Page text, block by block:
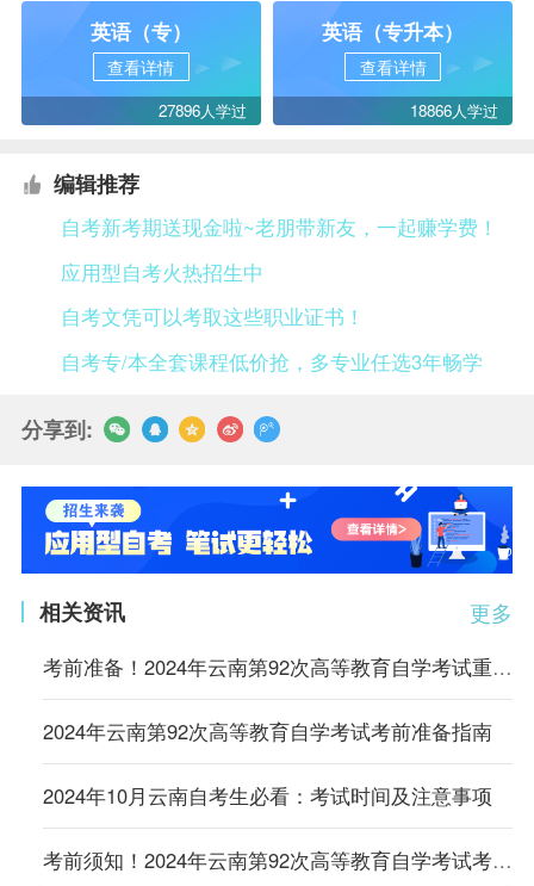
英语（专）
查看详情
27896人学过
英语（专升本）
查看详情
18866人学过
编辑推荐
自考新考期送现金啦~老朋带新友，一起赚学费！
应用型自考火热招生中
自考文凭可以考取这些职业证书！
自考专/本全套课程低价抢，多专业任选3年畅学
分享到:
更多
相关资讯
考前准备！2024年云南第92次高等教育自学考试重要事项提醒
2024年云南第92次高等教育自学考试考前准备指南
2024年10月云南自考生必看：考试时间及注意事项
考前须知！2024年云南第92次高等教育自学考试考场规则详解